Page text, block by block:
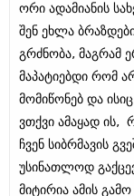
ორი ადამიანის
შენ ეხლა
გრძნობა, მაგრამ
მაპატიებდი რომ
მომიწონებ და
ვთქვი ამაყად ის,
ჩვენ სიბრმავის
უსინათლოდ
მიტირია ამის